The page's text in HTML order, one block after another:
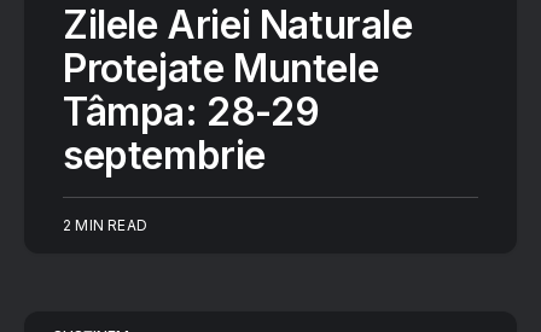
Zilele Ariei Naturale
Protejate Muntele
Tâmpa: 28-29
septembrie
2 MIN READ